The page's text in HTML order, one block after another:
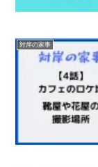
対岸の家事